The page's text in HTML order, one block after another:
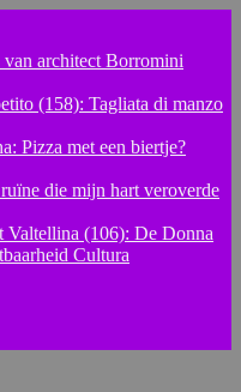
architect Borromini
(158): Tagliata di manzo
Pizza met een biertje?
die mijn hart veroverde
Valtellina (106): De Donna
Cultura